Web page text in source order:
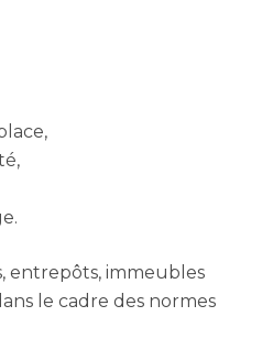
entrepôts, immeubles
le cadre des normes